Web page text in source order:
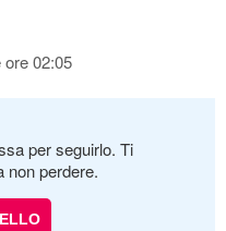
ore 02:05
per seguirlo. Ti
non perdere.